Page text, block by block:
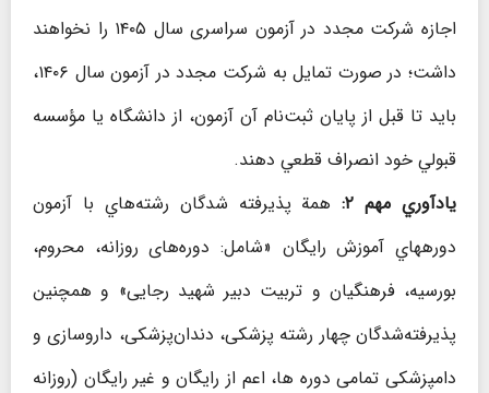
اجازه شرکت مجدد در آزمون سراسری سال ۱۴۰۵ را نخواهند
داشت؛ در صورت تمايل به شرکت مجدد در آزمون سال ۱۴۰۶،
بايد تا قبل از پايان ثبت‌نام آن آزمون، از دانشگاه يا مؤسسه
قبولي خود انصراف قطعي دهند.
يادآوري مهم ۲:
همة پذیرفته شدگان رشته‌هاي با آزمون
دوره‎هاي آموزش رایگان «شامل: دوره‌های روزانه، محروم،
بورسيه، فرهنگيان و تربیت دبیر شهید رجایی» و همچنین
پذیرفته‌شدگان چهار رشته پزشکی، دندان‌پزشکی، داروسازی و
دامپزشکی تمامی دوره ها، اعم از رایگان و غیر رایگان (روزانه